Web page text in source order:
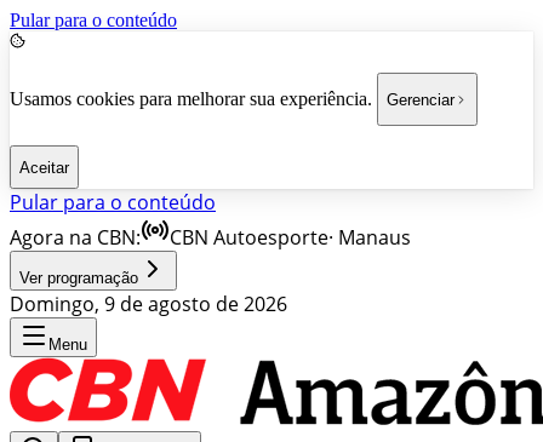
Pular para o conteúdo
Usamos cookies para melhorar sua experiência. Gerenciar
Aceitar
Pular para o conteúdo
Agora na CBN:
CBN Autoesporte· Manaus
Ver programação
Domingo, 9 de agosto de 2026
Menu